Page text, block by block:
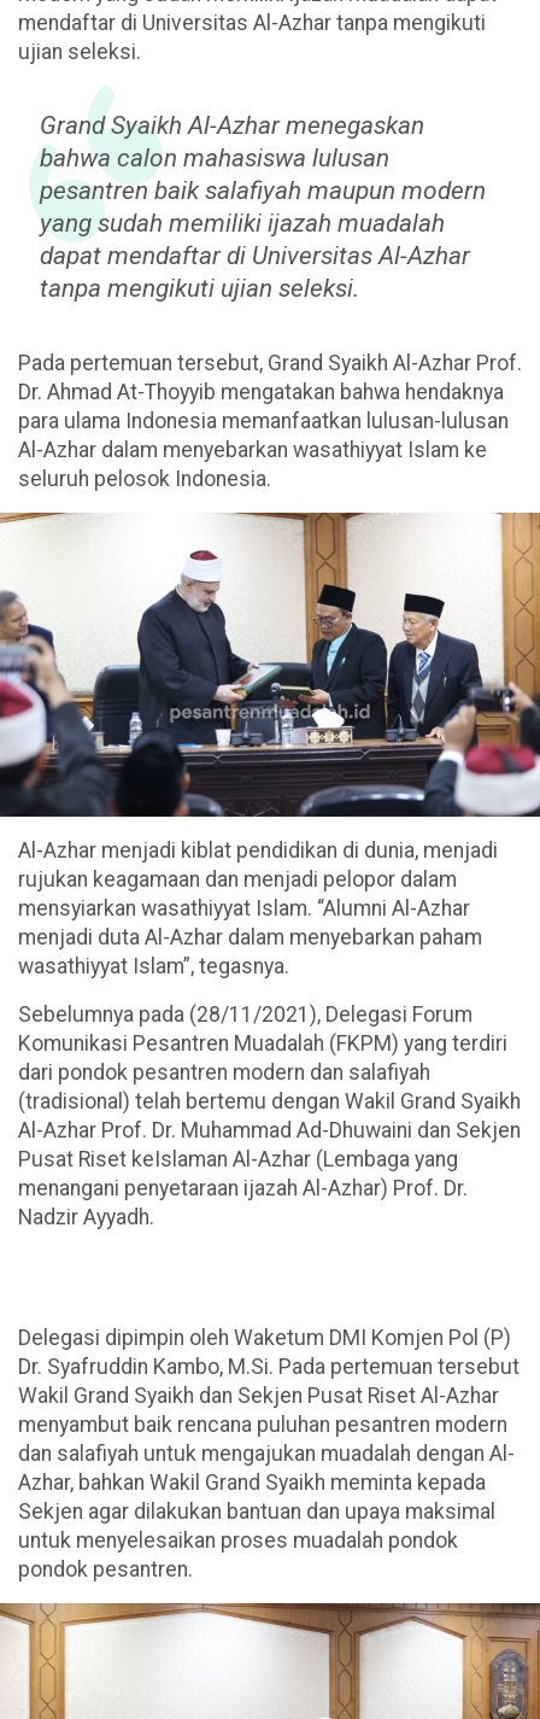
mendaftar di Universitas Al-Azhar tanpa mengikuti
ujian seleksi.
Grand Syaikh Al-Azhar menegaskan
bahwa calon mahasiswa lulusan
pesantren baik salafiyah maupun modern
yang sudah memiliki ijazah muadalah
dapat mendaftar di Universitas Al-Azhar
tanpa mengikuti ujian seleksi.
Pada pertemuan tersebut, Grand Syaikh Al-Azhar Prof.
Dr. Ahmad At-Thoyyib mengatakan bahwa hendaknya
para ulama Indonesia memanfaatkan lulusan-lulusan
Al-Azhar dalam menyebarkan wasathiyyat Islam ke
seluruh pelosok Indonesia.
Al-Azhar menjadi kiblat pendidikan di dunia, menjadi
rujukan keagamaan dan menjadi pelopor dalam
mensyiarkan wasathiyyat Islam. “Alumni Al-Azhar
menjadi duta Al-Azhar dalam menyebarkan paham
wasathiyyat Islam”, tegasnya.
Sebelumnya pada (28/11/2021), Delegasi Forum
Komunikasi Pesantren Muadalah (FKPM) yang terdiri
dari pondok pesantren modern dan salafiyah
(tradisional) telah bertemu dengan Wakil Grand Syaikh
Al-Azhar Prof. Dr. Muhammad Ad-Dhuwaini dan Sekjen
Pusat Riset keIslaman Al-Azhar (Lembaga yang
menangani penyetaraan ijazah Al-Azhar) Prof. Dr.
Nadzir Ayyadh.
Delegasi dipimpin oleh Waketum DMI Komjen Pol (P)
Dr. Syafruddin Kambo, M.Si. Pada pertemuan tersebut
Wakil Grand Syaikh dan Sekjen Pusat Riset Al-Azhar
menyambut baik rencana puluhan pesantren modern
dan salafiyah untuk mengajukan muadalah dengan Al-
Azhar, bahkan Wakil Grand Syaikh meminta kepada
Sekjen agar dilakukan bantuan dan upaya maksimal
untuk menyelesaikan proses muadalah pondok
pondok pesantren.